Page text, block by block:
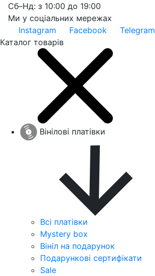
Сб–Нд: з 10:00 до 19:00
Ми у соціальних мережах
Instagram
Facebook
Telegram
Каталог товарів
Вінілові платівки
Всі платівки
Mystery box
Вініл на подарунок
Подарункові сертифікати
Sale